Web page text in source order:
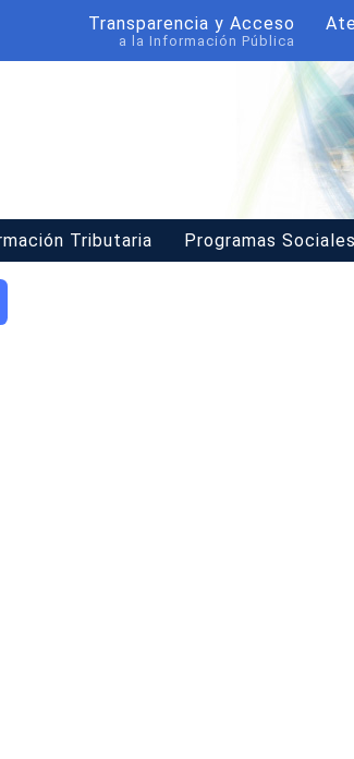
Transparencia y Acceso
a la Información Pública
Tributaria Programas Sociales